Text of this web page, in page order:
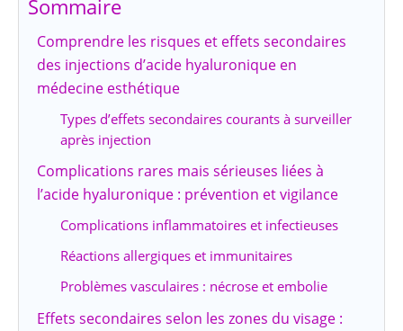
Sommaire
Comprendre les risques et effets secondaires
des injections d’acide hyaluronique en
médecine esthétique
Types d’effets secondaires courants à surveiller
après injection
Complications rares mais sérieuses liées à
l’acide hyaluronique : prévention et vigilance
Complications inflammatoires et infectieuses
Réactions allergiques et immunitaires
Problèmes vasculaires : nécrose et embolie
Effets secondaires selon les zones du visage :